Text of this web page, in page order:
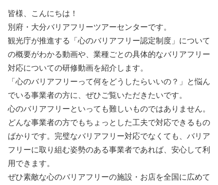
皆様、こんにちは！
別府・大分バリアフリーツアーセンターです。
観光庁が推進する「心のバリアフリー認定制度」について
の概要がわかる動画や、業種ごとの具体的なバリアフリー
対応についての研修動画を紹介します。
「心のバリアフリーって何をどうしたらいいの？」と悩ん
でいる事業者の方に、ぜひご覧いただきたいです。
心のバリアフリーといっても難しいものではありません。
どんな事業者の方でもちょっとした工夫で対応できるもの
ばかりです。完璧なバリアフリー対応でなくても、バリア
フリーに取り組む姿勢のある事業者であれば、安心して利
用できます。
ぜひ素敵な心のバリアフリーの施設・お店を全国に広めて